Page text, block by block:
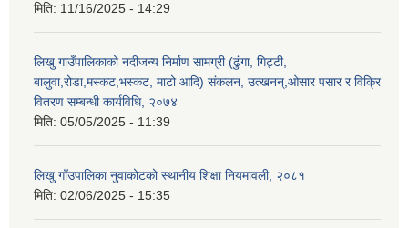
मिति: 11/16/2025 - 14:29
लिखु गाउँपालिकाको नदीजन्य निर्माण सामग्री (ढुंगा, गिट्टी,
बालुवा,रोडा,मस्कट,भस्कट, माटो आदि) संकलन, उत्खनन्,ओसार पसार र विक्रि
वितरण सम्बन्धी कार्यविधि, २०७४
मिति: 05/05/2025 - 11:39
लिखु गाँउपालिका नुवाकोटको स्थानीय शिक्षा नियमावली, २०८१
मिति: 02/06/2025 - 15:35